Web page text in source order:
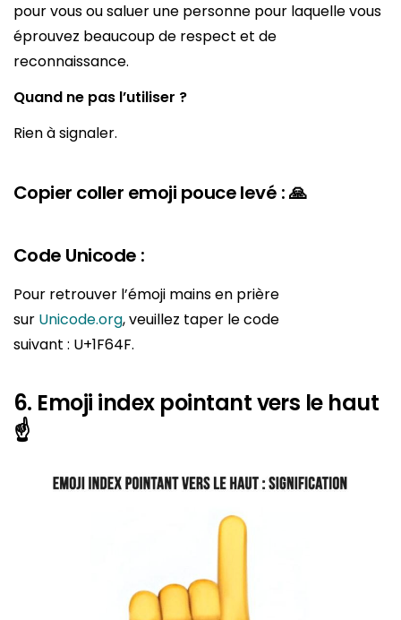
pour vous ou saluer une personne pour laquelle vous
éprouvez beaucoup de respect et de
reconnaissance.
Quand ne pas l’utiliser ?
Rien à signaler.
Copier coller emoji pouce levé : 🙏
Code Unicode :
Pour retrouver l’émoji mains en prière
sur Unicode.org, veuillez taper le code
suivant : U+1F64F.
6. Emoji index pointant vers le haut
☝️